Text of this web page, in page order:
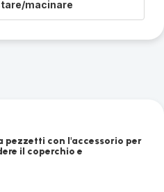
macinare
pezzetti con l'accessorio per
il coperchio e